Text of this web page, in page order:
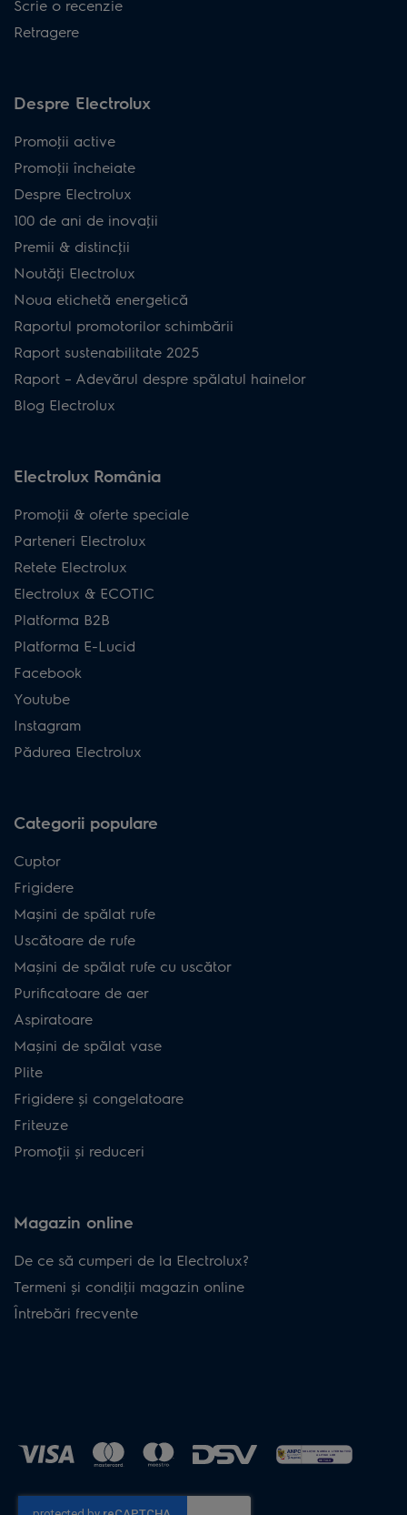
Scrie o recenzie
Retragere
Despre Electrolux
Promoţii active
Promoţii încheiate
Despre Electrolux
100 de ani de inovaţii
Premii & distincţii
Noutăţi Electrolux
Noua etichetă energetică
Raportul promotorilor schimbării
Raport sustenabilitate 2025
Raport – Adevărul despre spălatul hainelor
Blog Electrolux
Electrolux România
Promoţii & oferte speciale
Parteneri Electrolux
Retete Electrolux
Electrolux & ECOTIC
Platforma B2B
Platforma E-Lucid
Facebook
Youtube
Instagram
Pădurea Electrolux
Categorii populare
Cuptor
Frigidere
Mașini de spălat rufe
Uscătoare de rufe
Mașini de spălat rufe cu uscător
Purificatoare de aer
Aspiratoare
Mașini de spălat vase
Plite
Frigidere și congelatoare
Friteuze
Promoții și reduceri
Magazin online
De ce să cumperi de la Electrolux?
Termeni și condiţii magazin online
Întrebări frecvente